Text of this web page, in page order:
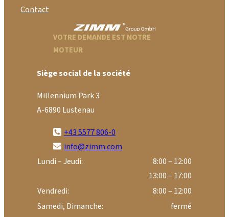
Contact
VOTRE DEMANDE EST NOTRE
MOTEUR
Siège social de la société
Millennium Park 3
A-6890 Lustenau
+43 5577 806-0
info@zimm.com
Lundi – Jeudi:
8:00 – 12:00
13:00 – 17:00
Vendredi:
8:00 – 12:00
Samedi, Dimanche:
fermé